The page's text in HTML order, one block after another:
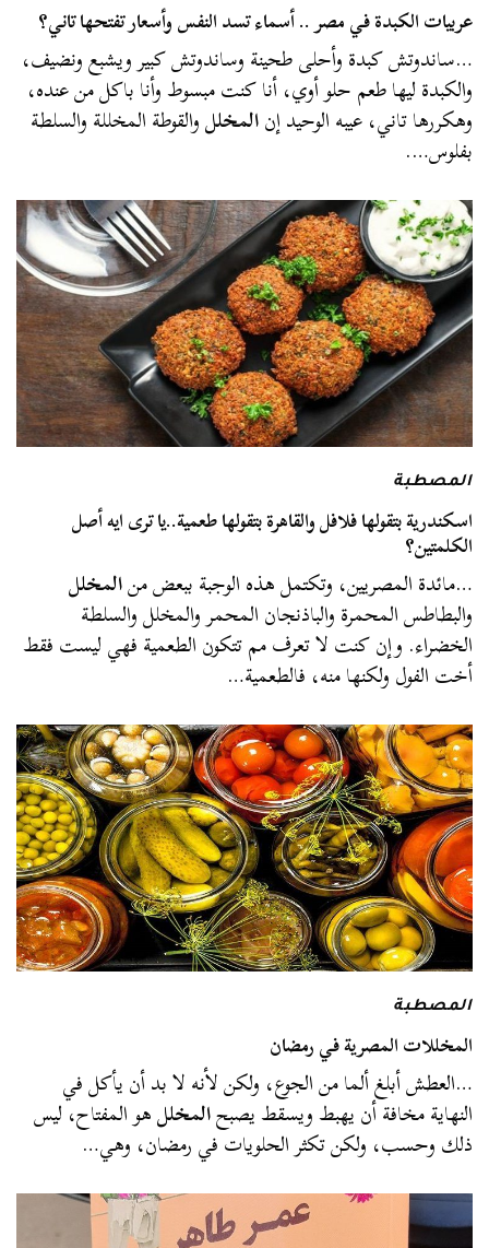
عربيات الكبدة في مصر .. أسماء تسد النفس وأسعار تفتحها تاني؟
…ساندوتش كبدة وأحلى طحينة وساندوتش كبير ويشبع ونضيف،
والكبدة ليها طعم حلو أوي، أنا كنت مبسوط وأنا باكل من عنده،
وهكررها تاني، عيبه الوحيد إنالمخللوالقوطة المخللة والسلطة
بفلوس….
المصطبة
اسكندرية بتقولها فلافل والقاهرة بتقولها طعمية..يا ترى ايه أصل
الكلمتين؟
…مائدة المصريين، وتكتمل هذه الوجبة ببعض منالمخلل
والبطاطس المحمرة والباذنجان المحمر والمخلل والسلطة
الخضراء. وإن كنت لا تعرف مم تتكون الطعمية فهي ليست فقط
أخت الفول ولكنها منه، فالطعمية…
المصطبة
المخللات المصرية في رمضان
…العطش أبلغ ألما من الجوع، ولكن لأنه لا بد أن يأكل في
النهاية مخافة أن يهبط ويسقط يصبحالمخللهو المفتاح، ليس
ذلك وحسب، ولكن تكثر الحلويات في رمضان، وهي…